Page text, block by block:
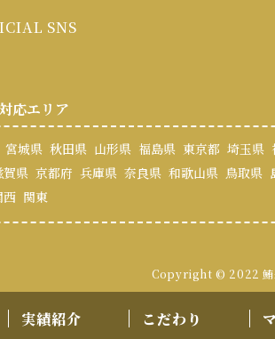
SNS
応エリア
宮城県 秋田県 山形県 福島県 東京都 埼玉県
賀県 京都府 兵庫県 奈良県 和歌山県 鳥取県
西 関東
Copyright © 2022 鮪
実績紹介 こだわり